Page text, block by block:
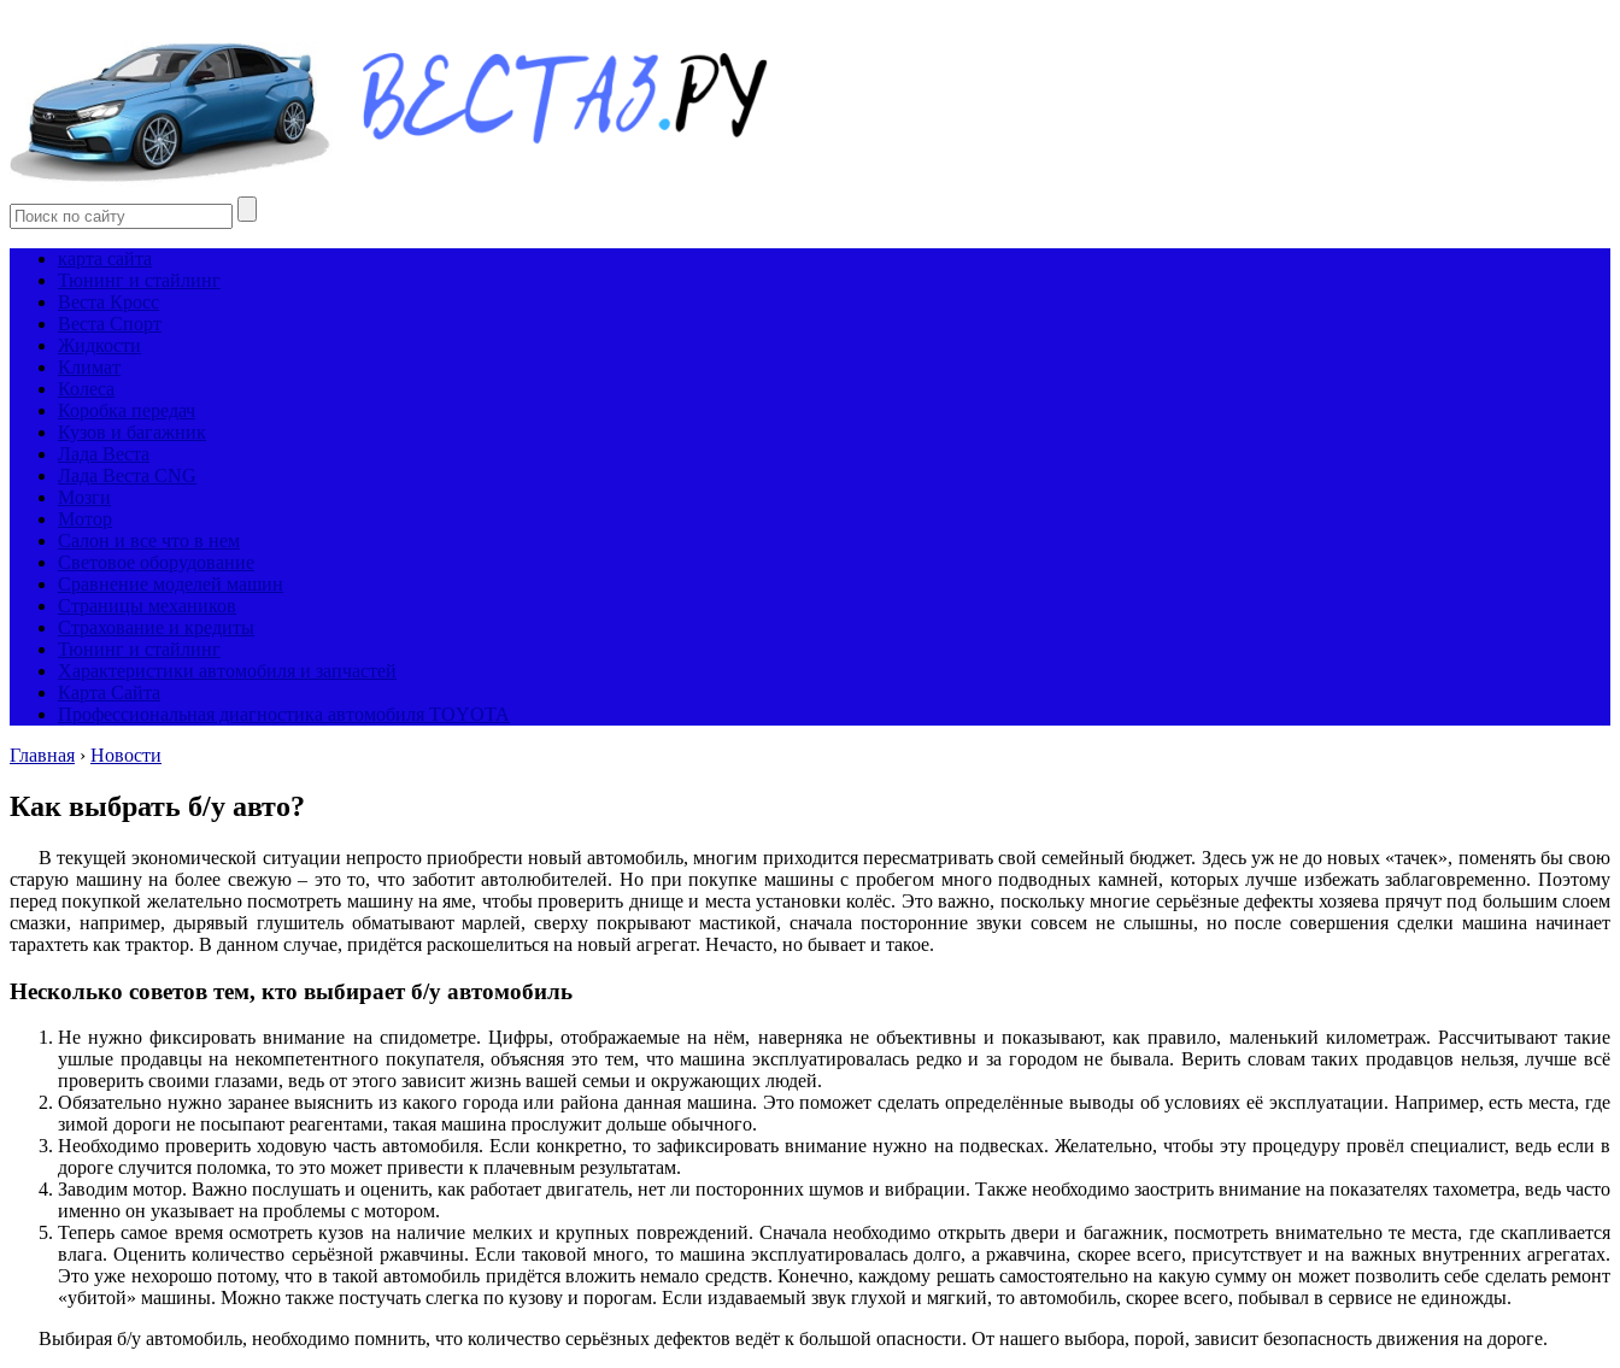
карта сайта
Тюнинг и стайлинг
Веста Кросс
Веста Спорт
Жидкости
Климат
Колеса
Коробка передач
Кузов и багажник
Лада Веста
Лада Веста CNG
Мозги
Мотор
Салон и все что в нем
Световое оборудование
Сравнение моделей машин
Страницы механиков
Страхование и кредиты
Тюнинг и стайлинг
Характеристики автомобиля и запчастей
Карта Сайта
Профессиональная диагностика автомобиля TOYOTA
Главная › Новости
Как выбрать б/у авто?
В текущей экономической ситуации непросто приобрести новый автомобиль, многим приходится пересматривать свой семейный бюджет. Здесь уж не до новых «тачек», поменять бы свою
старую машину на более свежую – это то, что заботит автолюбителей. Но при покупке машины с пробегом много подводных камней, которых лучше избежать заблаговременно. Поэтому
перед покупкой желательно посмотреть машину на яме, чтобы проверить днище и места установки колёс. Это важно, поскольку многие серьёзные дефекты хозяева прячут под большим слоем
смазки, например, дырявый глушитель обматывают марлей, сверху покрывают мастикой, сначала посторонние звуки совсем не слышны, но после совершения сделки машина начинает
тарахтеть как трактор. В данном случае, придётся раскошелиться на новый агрегат. Нечасто, но бывает и такое.
Несколько советов тем, кто выбирает б/у автомобиль
Не нужно фиксировать внимание на спидометре. Цифры, отображаемые на нём, наверняка не объективны и показывают, как правило, маленький километраж. Рассчитывают такие
ушлые продавцы на некомпетентного покупателя, объясняя это тем, что машина эксплуатировалась редко и за городом не бывала. Верить словам таких продавцов нельзя, лучше всё
проверить своими глазами, ведь от этого зависит жизнь вашей семьи и окружающих людей.
Обязательно нужно заранее выяснить из какого города или района данная машина. Это поможет сделать определённые выводы об условиях её эксплуатации. Например, есть места, где
зимой дороги не посыпают реагентами, такая машина прослужит дольше обычного.
Необходимо проверить ходовую часть автомобиля. Если конкретно, то зафиксировать внимание нужно на подвесках. Желательно, чтобы эту процедуру провёл специалист, ведь если в
дороге случится поломка, то это может привести к плачевным результатам.
Заводим мотор. Важно послушать и оценить, как работает двигатель, нет ли посторонних шумов и вибрации. Также необходимо заострить внимание на показателях тахометра, ведь часто
именно он указывает на проблемы с мотором.
Теперь самое время осмотреть кузов на наличие мелких и крупных повреждений. Сначала необходимо открыть двери и багажник, посмотреть внимательно те места, где скапливается
влага. Оценить количество серьёзной ржавчины. Если таковой много, то машина эксплуатировалась долго, а ржавчина, скорее всего, присутствует и на важных внутренних агрегатах.
Это уже нехорошо потому, что в такой автомобиль придётся вложить немало средств. Конечно, каждому решать самостоятельно на какую сумму он может позволить себе сделать ремонт
«убитой» машины. Можно также постучать слегка по кузову и порогам. Если издаваемый звук глухой и мягкий, то автомобиль, скорее всего, побывал в сервисе не единожды.
Выбирая б/у автомобиль, необходимо помнить, что количество серьёзных дефектов ведёт к большой опасности. От нашего выбора, порой, зависит безопасность движения на дороге.